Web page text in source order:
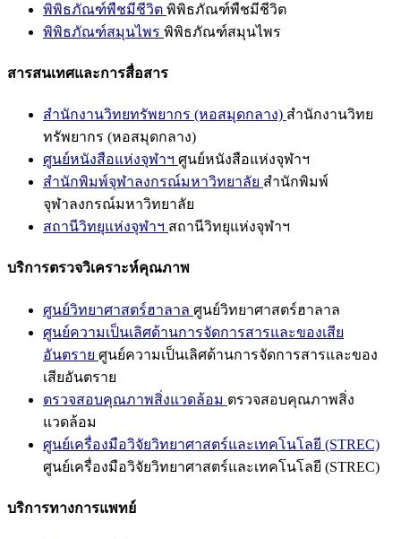
พิพิธภัณฑ์พืชมีชีวิต พิพิธภัณฑ์พืชมีชีวิต
พิพิธภัณฑ์สมุนไพร พิพิธภัณฑ์สมุนไพร
สารสนเทศและการสื่อสาร
สำนักงานวิทยทรัพยากร (หอสมุดกลาง) สำนักงานวิทย
ทรัพยากร (หอสมุดกลาง)
ศูนย์หนังสือแห่งจุฬาฯ ศูนย์หนังสือแห่งจุฬาฯ
สำนักพิมพ์จุฬาลงกรณ์มหาวิทยาลัย สำนักพิมพ์
จุฬาลงกรณ์มหาวิทยาลัย
สถานีวิทยุแห่งจุฬาฯ สถานีวิทยุแห่งจุฬาฯ
บริการตรวจวิเคราะห์คุณภาพ
ศูนย์วิทยาศาสตร์ฮาลาล ศูนย์วิทยาศาสตร์ฮาลาล
ศูนย์ความเป็นเลิศด้านการจัดการสารและของเสีย
อันตราย ศูนย์ความเป็นเลิศด้านการจัดการสารและของ
เสียอันตราย
ตรวจสอบคุณภาพสิ่งแวดล้อม ตรวจสอบคุณภาพสิ่ง
แวดล้อม
ศูนย์เครื่องมือวิจัยวิทยาศาสตร์และเทคโนโลยี (STREC)
ศูนย์เครื่องมือวิจัยวิทยาศาสตร์และเทคโนโลยี (STREC)
บริการทางการแพทย์